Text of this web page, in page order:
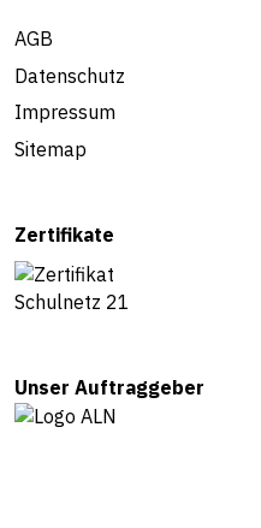
AGB
Datenschutz
Impressum
Sitemap
Zertifikate
Unser Auftraggeber